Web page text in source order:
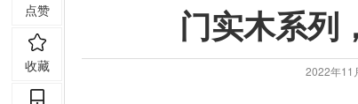
门实木系列
2022年11
点赞
收藏